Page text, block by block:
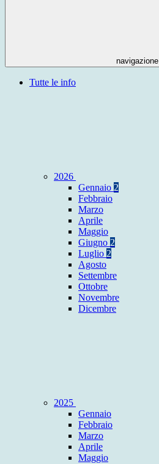
navigazione
Tutte le info
2026
Gennaio 2
Febbraio
Marzo
Aprile
Maggio
Giugno 2
Luglio 2
Agosto
Settembre
Ottobre
Novembre
Dicembre
2025
Gennaio
Febbraio
Marzo
Aprile
Maggio